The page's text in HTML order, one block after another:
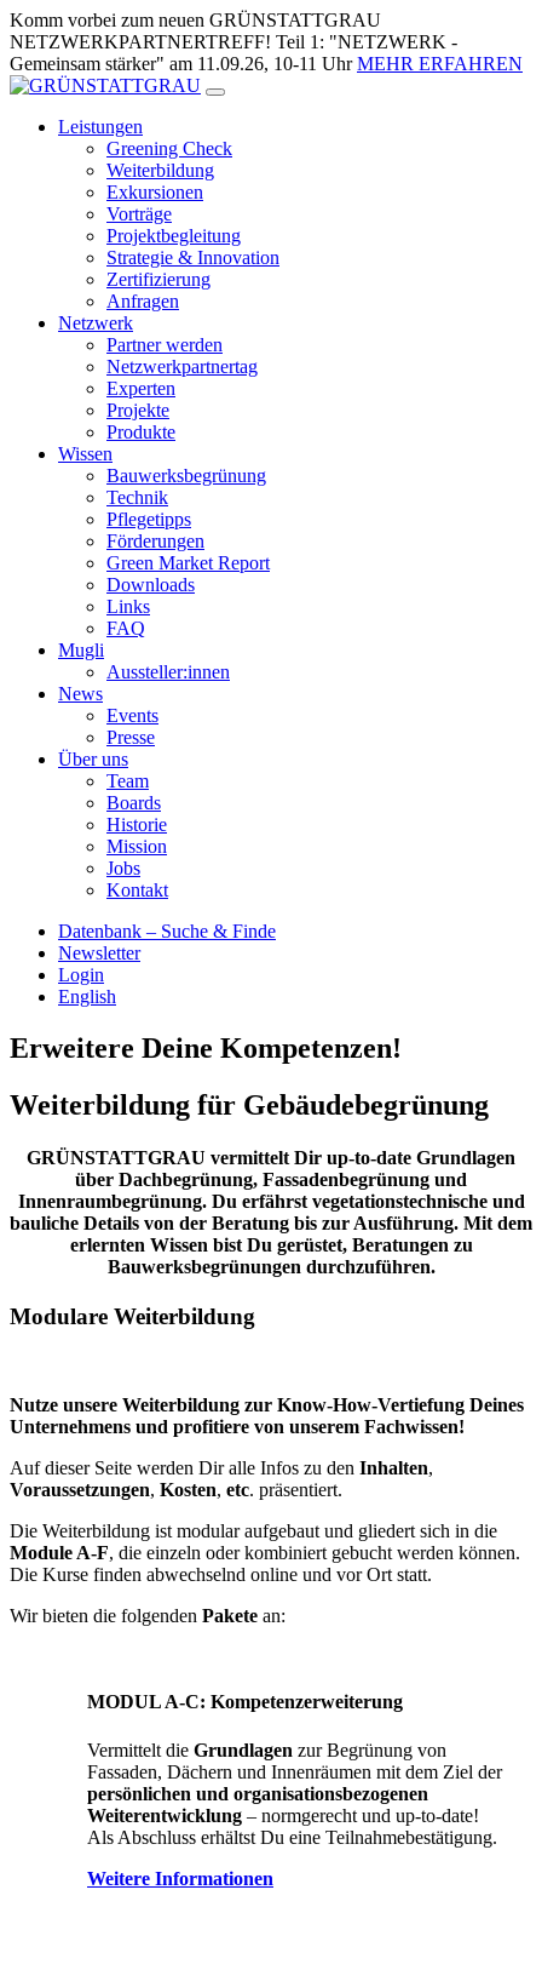
Zum
Inhalt
springen
Komm vorbei zum neuen GRÜNSTATTGRAU
NETZWERKPARTNERTREFF! Teil 1: "NETZWERK -
Gemeinsam stärker" am 11.09.26, 10-11 UhrMEHR ERFAHREN
Leistungen
Greening Check
Weiterbildung
Exkursionen
Vorträge
Projektbegleitung
Strategie & Innovation
Zertifizierung
Anfragen
Netzwerk
Partner werden
Netzwerkpartnertag
Experten
Projekte
Produkte
Wissen
Bauwerksbegrünung
Technik
Pflegetipps
Förderungen
Green Market Report
Downloads
Links
FAQ
Mugli
Aussteller:innen
News
Events
Presse
Über uns
Team
Boards
Historie
Mission
Jobs
Kontakt
Datenbank – Suche & Finde
Newsletter
Login
English
Erweitere Deine Kompetenzen!
Weiterbildung für Gebäudebegrünung
GRÜNSTATTGRAU vermittelt Dir up-to-date Grundlagen
über Dachbegrünung, Fassadenbegrünung und
Innenraumbegrünung. Du erfährst vegetationstechnische und
bauliche Details von der Beratung bis zur Ausführung. Mit dem
erlernten Wissen bist Du gerüstet, Beratungen zu
Bauwerksbegrünungen durchzuführen.
Modulare Weiterbildung
Nutze unsere Weiterbildung zur Know-How-Vertiefung Deines
Unternehmens und profitiere von unserem Fachwissen!
Auf dieser Seite werden Dir alle Infos zu den Inhalten,
Voraussetzungen, Kosten, etc. präsentiert.
Die Weiterbildung ist modular aufgebaut und gliedert sich in die
Module A-F, die einzeln oder kombiniert gebucht werden können.
Die Kurse finden abwechselnd online und vor Ort statt.
Wir bieten die folgenden Pakete an:
MODUL A-C: Kompetenzerweiterung
Vermittelt die Grundlagen zur Begrünung von
Fassaden, Dächern und Innenräumen mit dem Ziel der
persönlichen und organisationsbezogenen
Weiterentwicklung – normgerecht und up-to-date!
Als Abschluss erhältst Du eine Teilnahmebestätigung.
Weitere Informationen